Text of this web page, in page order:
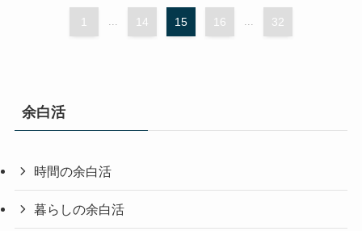
1 ... 14 15 16 ... 32
余白活
時間の余白活
暮らしの余白活